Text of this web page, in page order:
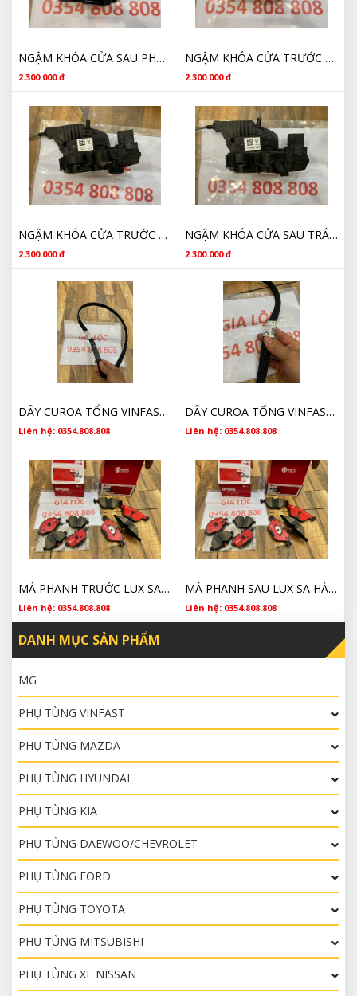
NGẬM KHÓA CỬA SAU PHẢI VINFAST LUX SA, LUX A CHÍNH HÃNG BIW10001460
2.300.000 đ
NGẬM KHÓA CỬA TRƯỚC PHẢI VINFAST LUX SA, LUX A CHÍNH HÃNG BIW10001458
2.300.000 đ
NGẬM KHÓA CỬA TRƯỚC TRÁI VINFAST LUX SA, LUX A CHÍNH HÃNG BIW10001455
2.300.000 đ
NGẬM KHÓA CỬA SAU TRÁI VINFAST LUX SA, LUX A CHÍNH HÃNG BIW10001459
2.300.000 đ
DÂY CUROA TỔNG VINFAST LUX SA CHÍNH HÃNG
Liên hệ: 0354.808.808
DÂY CUROA TỔNG VINFAST LUX A LUX SA CHÍNH HÃNG
Liên hệ: 0354.808.808
MÁ PHANH TRƯỚC LUX SA HÀNG NHẬT XỊN GIÁ TỐT
Liên hệ: 0354.808.808
MÁ PHANH SAU LUX SA HÀNG NHẬT XỊN GIÁ TỐT
Liên hệ: 0354.808.808
DANH MỤC SẢN PHẨM
MG
PHỤ TÙNG VINFAST
PHỤ TÙNG MAZDA
PHỤ TÙNG HYUNDAI
PHỤ TÙNG KIA
PHỤ TÙNG DAEWOO/CHEVROLET
PHỤ TÙNG FORD
PHỤ TÙNG TOYOTA
PHỤ TÙNG MITSUBISHI
PHỤ TÙNG XE NISSAN